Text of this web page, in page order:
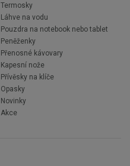
Termosky
Láhve na vodu
Pouzdra na notebook nebo tablet
Peněženky
Přenosné kávovary
Kapesní nože
Přívěsky na klíče
Opasky
Novinky
Akce